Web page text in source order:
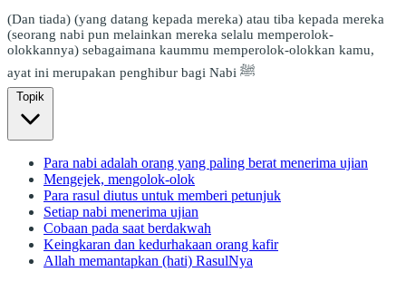
(Dan tiada) (yang datang kepada mereka) atau tiba kepada mereka
(seorang nabi pun melainkan mereka selalu memperolok-
olokkannya) sebagaimana kaummu memperolok-olokkan kamu,
ayat ini merupakan penghibur bagi Nabi ﷺ
Topik
Para nabi adalah orang yang paling berat menerima ujian
Mengejek, mengolok-olok
Para rasul diutus untuk memberi petunjuk
Setiap nabi menerima ujian
Cobaan pada saat berdakwah
Keingkaran dan kedurhakaan orang kafir
Allah memantapkan (hati) RasulNya